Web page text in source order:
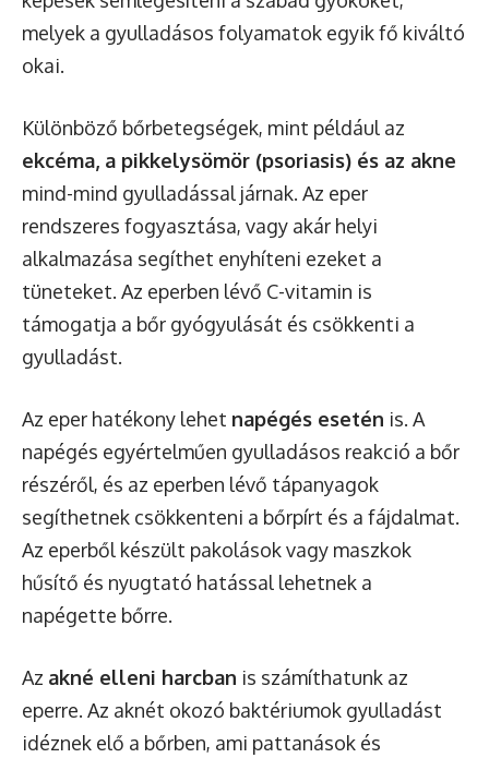
melyek a gyulladásos folyamatok egyik fő kiváltó
okai.
Különböző bőrbetegségek, mint például az
ekcéma, a pikkelysömör (psoriasis) és az akne
mind-mind gyulladással járnak. Az eper
rendszeres fogyasztása, vagy akár helyi
alkalmazása segíthet enyhíteni ezeket a
tüneteket. Az eperben lévő C-vitamin is
támogatja a bőr gyógyulását és csökkenti a
gyulladást.
Az eper hatékony lehet napégés esetén is. A
napégés egyértelműen gyulladásos reakció a bőr
részéről, és az eperben lévő tápanyagok
segíthetnek csökkenteni a bőrpírt és a fájdalmat.
Az eperből készült pakolások vagy maszkok
hűsítő és nyugtató hatással lehetnek a
napégette bőrre.
Az akné elleni harcban is számíthatunk az
eperre. Az aknét okozó baktériumok gyulladást
idéznek elő a bőrben, ami pattanások és